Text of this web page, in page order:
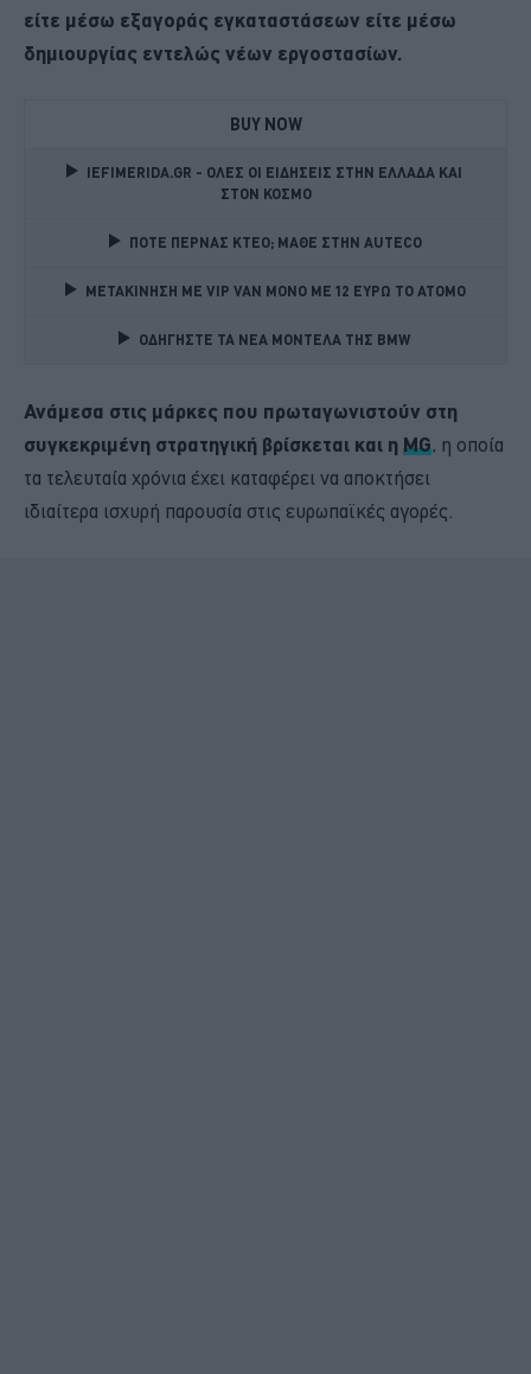
είτε μέσω εξαγοράς εγκαταστάσεων είτε μέσω
δημιουργίας εντελώς νέων εργοστασίων.
BUY NOW
IEFIMERIDA.GR - ΟΛΕΣ ΟΙ ΕΙΔΗΣΕΙΣ ΣΤΗΝ ΕΛΛΑΔΑ ΚΑΙ
ΣΤΟΝ ΚΟΣΜΟ
ΠΟΤΕ ΠΕΡΝΑΣ ΚΤΕΟ; ΜΑΘΕ ΣΤΗΝ ΑUTECO
ΜΕΤΑΚΙΝΗΣΗ ΜΕ VIP VAN ΜΟΝΟ ΜΕ 12 ΕΥΡΩ ΤΟ ΑΤΟΜΟ
ΟΔΗΓΗΣΤΕ ΤΑ ΝΕΑ ΜΟΝΤΕΛΑ ΤΗΣ BMW
Ανάμεσα στις μάρκες που πρωταγωνιστούν στη
συγκεκριμένη στρατηγική βρίσκεται και η MG, η οποία
τα τελευταία χρόνια έχει καταφέρει να αποκτήσει
ιδιαίτερα ισχυρή παρουσία στις ευρωπαϊκές αγορές.